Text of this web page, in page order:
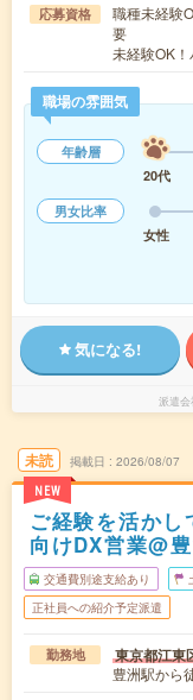
応募資格
職種未経験
要
未経験OK
職場の雰囲気
年齢層
20代
男女比率
女性
気になる!
派遣会
未読
NEW
掲載日 2026/08/07
ご経験を活か
向けDX営業@
交通費別途支給あり
正社員への紹介予定派遣
勤務地 東京都江東
豊洲駅から